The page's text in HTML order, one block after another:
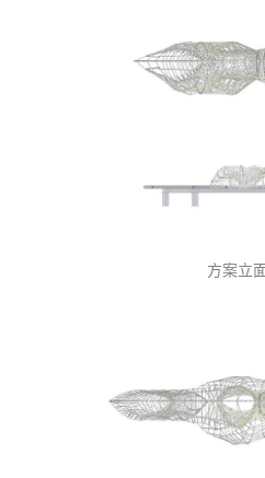
方案立